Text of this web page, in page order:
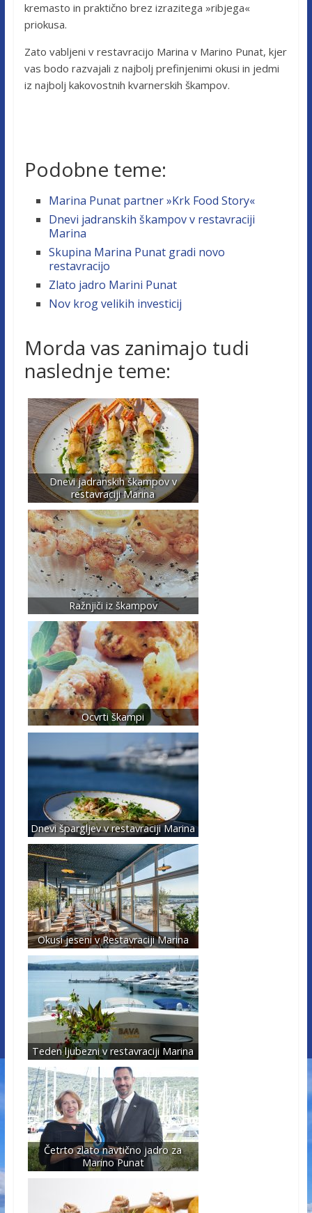
kremasto in praktično brez izrazitega »ribjega«
priokusa.
Zato vabljeni v restavracijo Marina v Marino Punat, kjer
vas bodo razvajali z najbolj prefinjenimi okusi in jedmi
iz najbolj kakovostnih kvarnerskih škampov.
Podobne teme:
Marina Punat partner »Krk Food Story«
Dnevi jadranskih škampov v restavraciji
Marina
Skupina Marina Punat gradi novo
restavracijo
Zlato jadro Marini Punat
Nov krog velikih investicij
Morda vas zanimajo tudi
naslednje teme:
Dnevi jadranskih škampov v
restavraciji Marina
Ražnjiči iz škampov
Ocvrti škampi
Dnevi špargljev v restavraciji Marina
Okusi jeseni v Restavraciji Marina
Teden ljubezni v restavraciji Marina
Četrto zlato navtično jadro za
Marino Punat